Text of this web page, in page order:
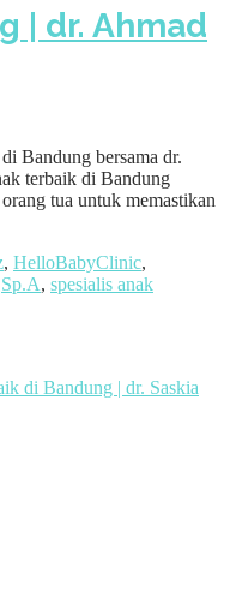
| dr. Ahmad
Bandung bersama dr.
terbaik di Bandung
tua untuk memastikan
, HelloBabyClinic,
Sp.A, spesialis anak